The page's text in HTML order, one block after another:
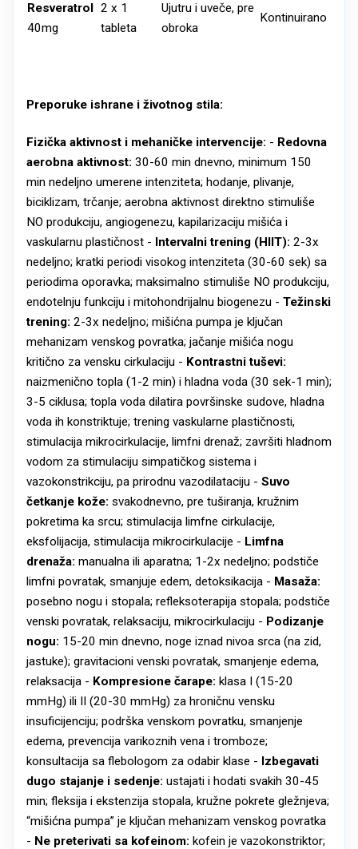
Resveratrol
40mg
2 x 1
tableta
Ujutru i uveče, pre
obroka
Kontinuirano
Preporuke ishrane i životnog stila:
Fizička aktivnost i mehaničke intervencije: - Redovna
aerobna aktivnost: 30-60 min dnevno, minimum 150
min nedeljno umerene intenziteta; hodanje, plivanje,
biciklizam, trčanje; aerobna aktivnost direktno stimuliše
NO produkciju, angiogenezu, kapilarizaciju mišića i
vaskularnu plastičnost - Intervalni trening (HIIT): 2-3x
nedeljno; kratki periodi visokog intenziteta (30-60 sek) sa
periodima oporavka; maksimalno stimuliše NO produkciju,
endotelnju funkciju i mitohondrijalnu biogenezu - Težinski
trening: 2-3x nedeljno; mišićna pumpa je ključan
mehanizam venskog povratka; jačanje mišića nogu
kritično za vensku cirkulaciju - Kontrastni tuševi:
naizmenično topla (1-2 min) i hladna voda (30 sek-1 min);
3-5 ciklusa; topla voda dilatira površinske sudove, hladna
voda ih konstriktuje; trening vaskularne plastičnosti,
stimulacija mikrocirkulacije, limfni drenaž; završiti hladnom
vodom za stimulaciju simpatičkog sistema i
vazokonstrikciju, pa prirodnu vazodilataciju - Suvo
četkanje kože: svakodnevno, pre tuširanja, kružnim
pokretima ka srcu; stimulacija limfne cirkulacije,
eksfolijacija, stimulacija mikrocirkulacije - Limfna
drenaža: manualna ili aparatna; 1-2x nedeljno; podstiče
limfni povratak, smanjuje edem, detoksikacija - Masaža:
posebno nogu i stopala; refleksoterapija stopala; podstiče
venski povratak, relaksaciju, mikrocirkulaciju - Podizanje
nogu: 15-20 min dnevno, noge iznad nivoa srca (na zid,
jastuke); gravitacioni venski povratak, smanjenje edema,
relaksacija - Kompresione čarape: klasa I (15-20
mmHg) ili II (20-30 mmHg) za hroničnu vensku
insuficijenciju; podrška venskom povratku, smanjenje
edema, prevencija varikoznih vena i tromboze;
konsultacija sa flebologom za odabir klase - Izbegavati
dugo stajanje i sedenje: ustajati i hodati svakih 30-45
min; fleksija i ekstenzija stopala, kružne pokrete gležnjeva;
“mišićna pumpa” je ključan mehanizam venskog povratka
- Ne preterivati sa kofeinom: kofein je vazokonstriktor;